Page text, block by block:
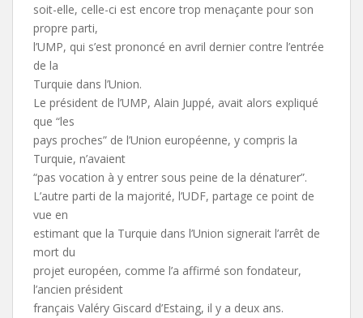
soit-elle, celle-ci est encore trop menaçante pour son
propre parti,
l’UMP, qui s’est prononcé en avril dernier contre l’entrée
de la
Turquie dans l’Union.
Le président de l’UMP, Alain Juppé, avait alors expliqué
que “les
pays proches” de l’Union européenne, y compris la
Turquie, n’avaient
“pas vocation à y entrer sous peine de la dénaturer”.
L’autre parti de la majorité, l’UDF, partage ce point de
vue en
estimant que la Turquie dans l’Union signerait l’arrêt de
mort du
projet européen, comme l’a affirmé son fondateur,
l’ancien président
français Valéry Giscard d’Estaing, il y a deux ans.